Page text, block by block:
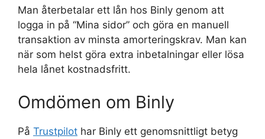
Man återbetalar ett lån hos Binly genom att
logga in på “Mina sidor” och göra en manuell
transaktion av minsta amorteringskrav. Man kan
när som helst göra extra inbetalningar eller lösa
hela lånet kostnadsfritt.
Omdömen om Binly
På Trustpilot har Binly ett genomsnittligt betyg